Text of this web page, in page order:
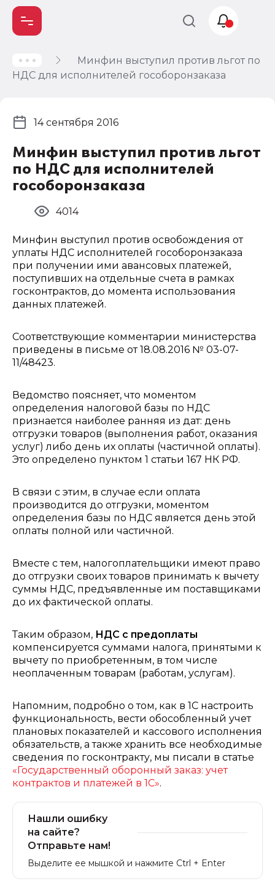
Минфин выступил против льгот по
НДС для исполнителей гособоронзаказа
Минфин выступил против льгот
по НДС для исполнителей
гособоронзаказа
14 сентября 2016
4014
Минфин выступил против освобождения от
уплаты НДС исполнителей гособоронзаказа
при получении ими авансовых платежей,
поступивших на отдельные счета в рамках
госконтрактов, до момента использования
данных платежей.
Соответствующие комментарии министерства
приведены в письме от 18.08.2016 № 03-07-
11/48423.
Ведомство поясняет, что моментом
определения налоговой базы по НДС
признается наиболее ранняя из дат: день
отгрузки товаров (выполнения работ, оказания
услуг) либо день их оплаты (частичной оплаты).
Это определено пунктом 1 статьи 167 НК РФ.
В связи с этим, в случае если оплата
производится до отгрузки, моментом
определения базы по НДС является день этой
оплаты полной или частичной.
Вместе с тем, налогоплательщики имеют право
до отгрузки своих товаров принимать к вычету
суммы НДС, предъявленные им поставщиками
до их фактической оплаты.
Таким образом, НДС с предоплаты
компенсируется суммами налога, принятыми к
вычету по приобретенным, в том числе
неоплаченным товарам (работам, услугам).
Напомним, подробно о том, как в 1С настроить
функциональность, вести обособленный учет
плановых показателей и кассового исполнения
обязательств, а также хранить все необходимые
сведения по госконтракту, мы писали в статье
«Государственный оборонный заказ: учет
контрактов и платежей в 1С».
Нашли ошибку
на сайте?
Отправьте нам!
Выделите ее мышкой и нажмите Ctrl + Enter
Учет и
налогообложение